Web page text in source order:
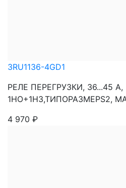
3RU1136-4GD1
РЕЛЕ ПЕРЕГРУЗКИ, 36...45 A,
1НО+1НЗ,ТИПОРАЗМЕРS2,
4 970 ₽